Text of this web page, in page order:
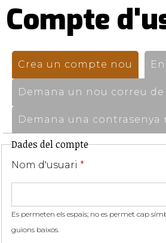
Compte
Pestanyes
primàries
Crea un compte nou
Demana un nou correu
Demana una contrasenya
Dades del compte
Nom d'usuari *
Es permeten els espais; no es permet cap
guions baixos.